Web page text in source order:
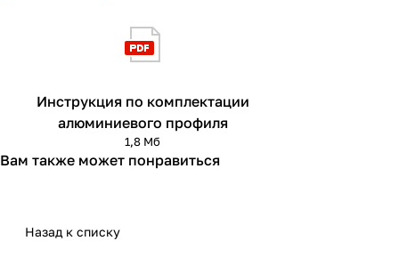
Инструкция по комплектации
алюминиевого профиля
1,8 Мб
Вам также может понравиться
Назад к списку